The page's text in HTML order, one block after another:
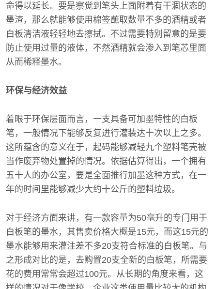
命得以延长。要是察觉到笔头上面附着有干涸状态的
墨渣，那么就能够使用棉签蘸取数量不多的酒精或者
白板清洁液轻轻地去擦拭。不过需要特别留意的是要
防止使用过量的液体，不然酒精就会渗入到笔芯里面
从而稀释墨水。
环保与经济效益
着眼于环保层面而言，一支具备可加墨特性的白板
笔，一般情况下能够反复进行灌装达十次以上之多。
这所蕴含的意义在于，起码能够减轻九个塑料笔壳被
当作废弃物处置掉的情况。依据估算得出，一个拥有
五十人的办公室，要是全面推行加墨这种方式，在一
年的时间里能够减少大约十公斤的塑料垃圾。
对于经济方面来讲，有一款容量为50毫升的专门用于
白板笔的墨水，其售卖价格大概是15元，而这15元的
墨水能够用来灌注差不多20支符合标准的白板笔。与
之形成对比的是，去购置20支全新的白板笔，所需要
花的费用常常会超过100元。从长期的角度来看，这